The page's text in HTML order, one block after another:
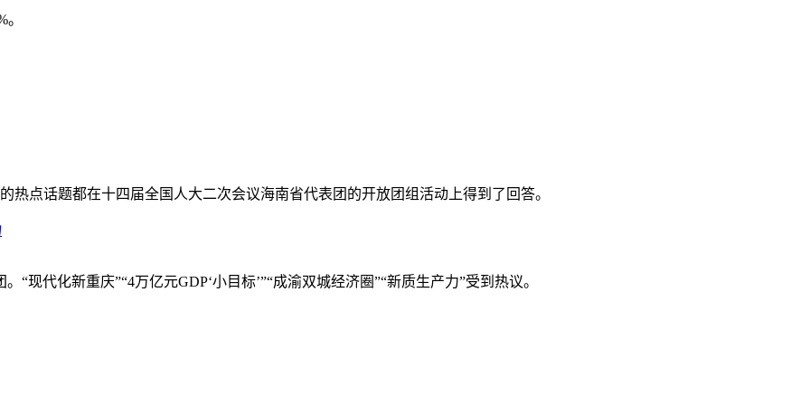
热点话题都在十四届全国人大二次会议海南省代表团的开放团组活动上得到了回答。
现代化新重庆”“4万亿元GDP‘小目标’”“成渝双城经济圈”“新质生产力”受到热议。